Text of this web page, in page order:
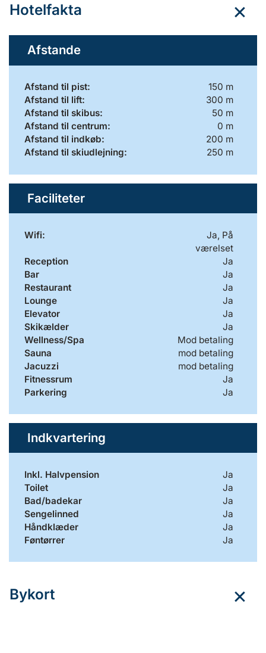
Hotelfakta
Afstande
Afstand til pist:
150 m
Afstand til lift:
300 m
Afstand til skibus:
50 m
Afstand til centrum:
0 m
Afstand til indkøb:
200 m
Afstand til skiudlejning:
250 m
Faciliteter
Wifi:
Ja, På
værelset
Reception
Ja
Bar
Ja
Restaurant
Ja
Lounge
Ja
Elevator
Ja
Skikælder
Ja
Wellness/Spa
Mod betaling
Sauna
mod betaling
Jacuzzi
mod betaling
Fitnessrum
Ja
Parkering
Ja
Indkvartering
Inkl. Halvpension
Ja
Toilet
Ja
Bad/badekar
Ja
Sengelinned
Ja
Håndklæder
Ja
Føntørrer
Ja
Bykort